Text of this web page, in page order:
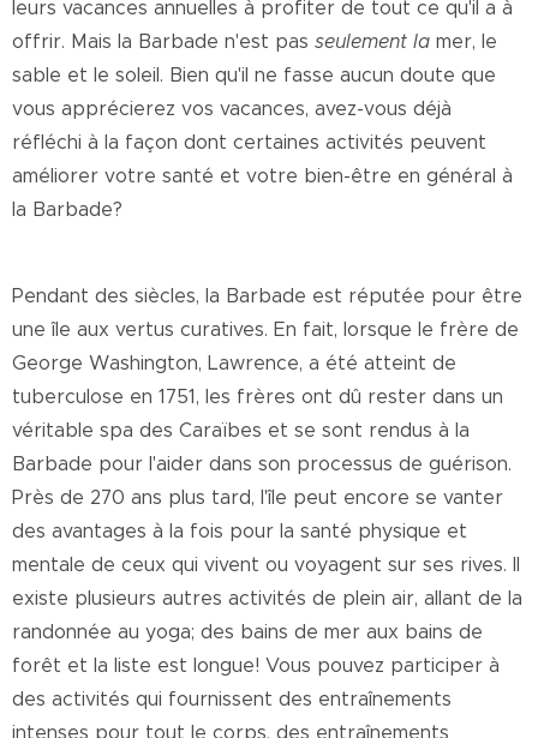
leurs vacances annuelles à profiter de tout ce qu'il a à
offrir. Mais la Barbade n'est pas seulement la mer, le
sable et le soleil. Bien qu'il ne fasse aucun doute que
vous apprécierez vos vacances, avez-vous déjà
réfléchi à la façon dont certaines activités peuvent
améliorer votre santé et votre bien-être en général à
la Barbade?
Pendant des siècles, la Barbade est réputée pour être
une île aux vertus curatives. En fait, lorsque le frère de
George Washington, Lawrence, a été atteint de
tuberculose en 1751, les frères ont dû rester dans un
véritable spa des Caraïbes et se sont rendus à la
Barbade pour l'aider dans son processus de guérison.
Près de 270 ans plus tard, l'île peut encore se vanter
des avantages à la fois pour la santé physique et
mentale de ceux qui vivent ou voyagent sur ses rives. Il
existe plusieurs autres activités de plein air, allant de la
randonnée au yoga; des bains de mer aux bains de
forêt et la liste est longue! Vous pouvez participer à
des activités qui fournissent des entraînements
intenses pour tout le corps, des entraînements